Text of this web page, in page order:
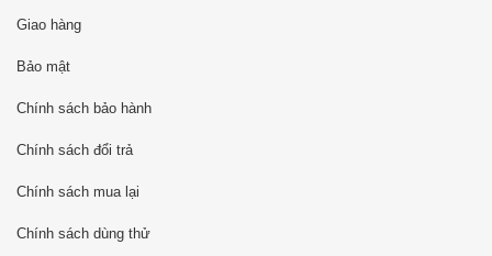
Giao hàng
Bảo mật
Chính sách bảo hành
Chính sách đổi trả
Chính sách mua lại
Chính sách dùng thử